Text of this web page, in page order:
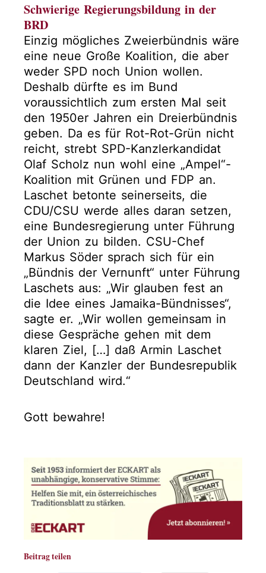
Schwierige Regierungsbildung in der
BRD
Einzig mögliches Zweierbündnis wäre
eine neue Große Koalition, die aber
weder SPD noch Union wollen.
Deshalb dürfte es im Bund
voraussichtlich zum ersten Mal seit
den 1950er Jahren ein Dreierbündnis
geben. Da es für Rot-Rot-Grün nicht
reicht, strebt SPD-Kanzlerkandidat
Olaf Scholz nun wohl eine „Ampel“-
Koalition mit Grünen und FDP an.
Laschet betonte seinerseits, die
CDU/CSU werde alles daran setzen,
eine Bundesregierung unter Führung
der Union zu bilden. CSU-Chef
Markus Söder sprach sich für ein
„Bündnis der Vernunft“ unter Führung
Laschets aus: „Wir glauben fest an
die Idee eines Jamaika-Bündnisses“,
sagte er. „Wir wollen gemeinsam in
diese Gespräche gehen mit dem
klaren Ziel, […] daß Armin Laschet
dann der Kanzler der Bundesrepublik
Deutschland wird.“
Gott bewahre!
Beitrag teilen